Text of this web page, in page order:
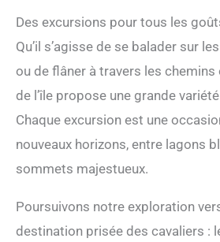
Des excursions pour tous les
Qu’il s’agisse de se balader sur
ou de flâner à travers les chemins
de l’île propose une grande
Chaque excursion est une
nouveaux horizons, entre lagons
sommets majestueux.
Poursuivons notre exploration
destination prisée des cavaliers :